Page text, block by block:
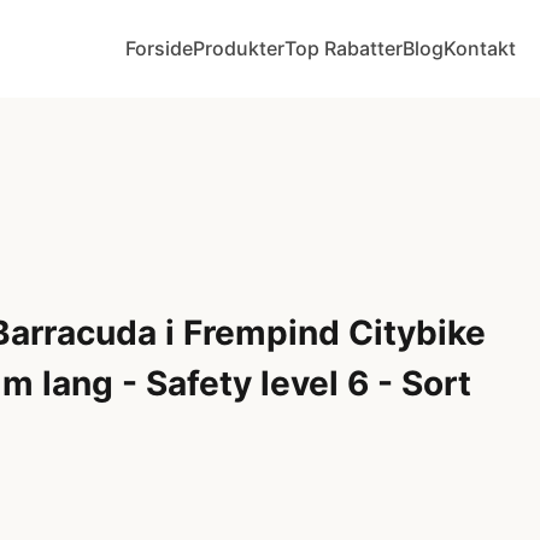
ForsideProdukterTop RabatterBlogKontakt
i Frempind Citybike
lang - Safety level 6 - Sort